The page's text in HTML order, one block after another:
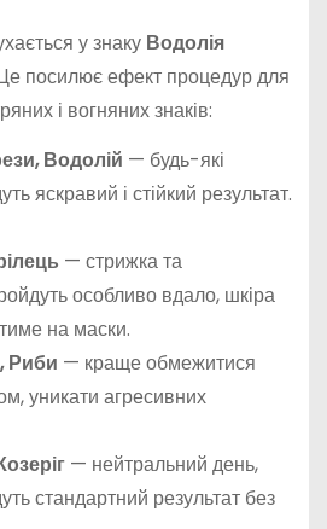
у знаку Водолія
посилює ефект процедур для
і вогняних знаків:
Водолій — будь-які
яскравий і стійкий результат.
— стрижка та
особливо вдало, шкіра
на маски.
Риби — краще обмежитися
уникати агресивних
— нейтральний день,
стандартний результат без